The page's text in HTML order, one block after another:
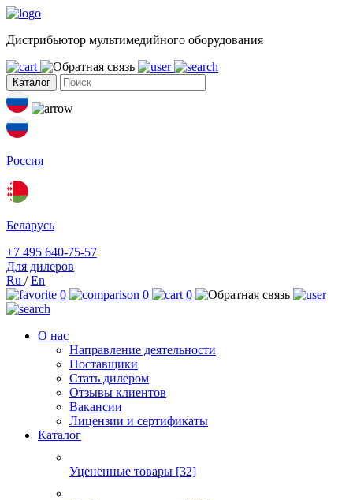
Дистрибьютор мультимедийного оборудования
Каталог
Россия
Беларусь
+7 495 640-75-57
Для дилеров
Ru /En
0
0 0
О нас
Направление деятельности
Поставщики
Стать дилером
Отзывы клиентов
Вакансии
Лицензии и сертификаты
Каталог
Уцененные товары [32]